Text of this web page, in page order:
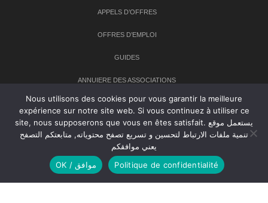
APPELS D’OFFRES
OFFRES D’EMPLOI
GUIDES
ANNUIERE DES ASSOCIATIONS
Newsletter
Inscrivez-vous à notre newsletter pour recevoir les dernières
nouvelles sur TANMIA
Nous utilisons des cookies pour vous garantir la meilleure
expérience sur notre site web. Si vous continuez à utiliser ce
site, nous supposerons que vous en êtes satisfait. يستعمل موقع
تنمية ملفات الارتباط لتحسين و تسريع تصفح محتوياته, متابعتكم التصفح
يعني موافقكم
OK / موافق
Politique de confidentialité